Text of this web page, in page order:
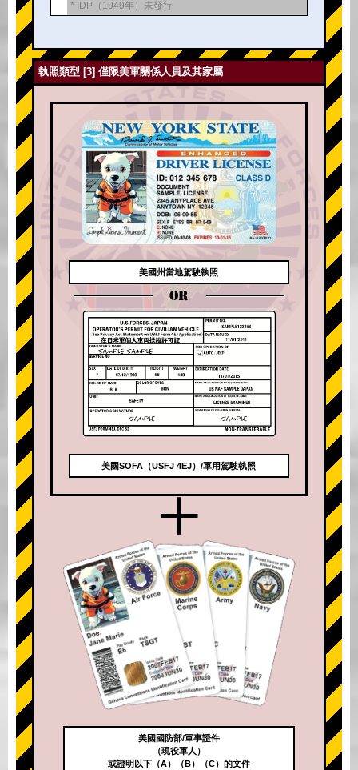
* IDP（1949年）未發行
執照類型 [3] 僅限美軍關係人員及其家屬
美國州當地駕駛執照
OR
美國SOFA（USFJ 4EJ）/軍用駕駛執照
+
美國國防部/軍事證件
（現役軍人）
或證明以下（A）（B）（C）的文件